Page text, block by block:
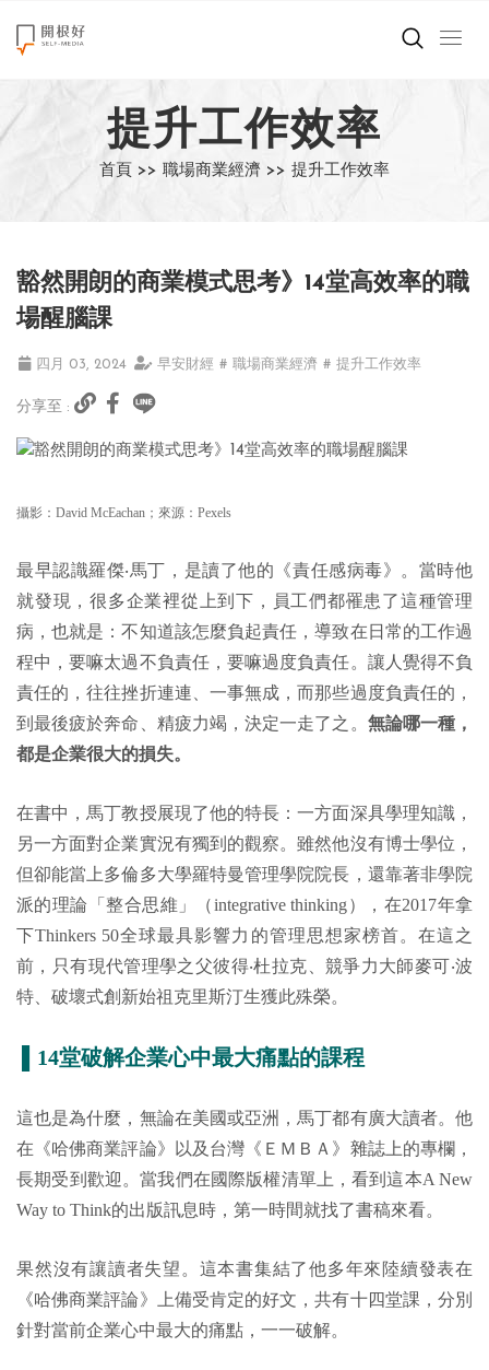
來點正能量
世界在想什麼
創造美好生活
職場商業經濟
影片專區
關於我們
提升工作效率
首頁 >> 職場商業經濟 >> 提升工作效率
豁然開朗的商業模式思考》14堂高效率的職
場醒腦課
四月 03, 2024 早安財經 # 職場商業經濟 # 提升工作效率
分享至 :
攝影： David McEachan ；來源：Pexels
最早認識羅傑‧馬丁，是讀了他的《責任感病毒》。當時他
就發現，很多企業裡從上到下，員工們都罹患了這種管理
病，也就是：不知道該怎麼負起責任，導致在日常的工作過
程中，要嘛太過不負責任，要嘛過度負責任。讓人覺得不負
責任的，往往挫折連連、一事無成，而那些過度負責任的，
到最後疲於奔命、精疲力竭，決定一走了之。 無論哪一種，
都是企業很大的損失。
在書中，馬丁教授展現了他的特長：一方面深具學理知識，
另一方面對企業實況有獨到的觀察。雖然他沒有博士學位，
但卻能當上多倫多大學羅特曼管理學院院長，還靠著非學院
派的理論「整合思維」（integrative thinking），在2017年拿
下Thinkers 50全球最具影響力的管理思想家榜首。在這之
前，只有現代管理學之父彼得‧杜拉克、競爭力大師麥可‧波
特、破壞式創新始祖克里斯汀生獲此殊榮。
▌14堂破解企業心中最大痛點的課程
這也是為什麼，無論在美國或亞洲，馬丁都有廣大讀者。他
在《哈佛商業評論》以及台灣《 ＥＭＢＡ 》雜誌上的專欄，
長期受到歡迎。當我們在國際版權清單上，看到這本A New
Way to Think的出版訊息時，第一時間就找了書稿來看。
果然沒有讓讀者失望。這本書集結了他多年來陸續發表在
《哈佛商業評論》上備受肯定的好文，共有十四堂課，分別
針對當前企業心中最大的痛點，一一破解。